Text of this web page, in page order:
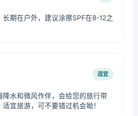
长期在户外，建议涂擦SPF在8-12之
适宜
降水和微风作伴，会给您的旅行带
宜旅游，可不要错过机会呦！